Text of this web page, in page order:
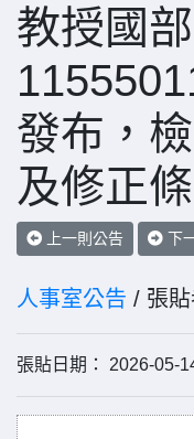
教授國
發布，
及修正
上一則公告 下
人事室公告 / 張貼
張貼日期： 2026-05-